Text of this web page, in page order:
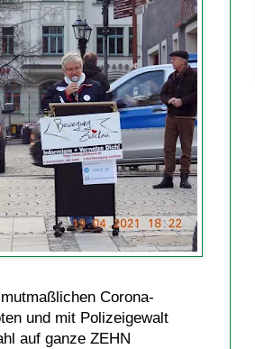
Corona-
und mit Polizeigewalt
auf ganze ZEHN